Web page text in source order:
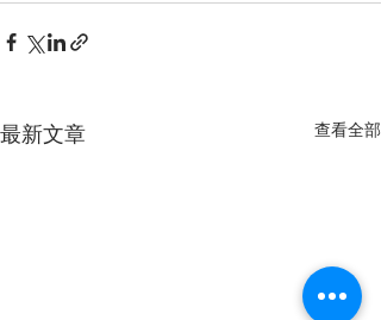
最新文章 查看全部